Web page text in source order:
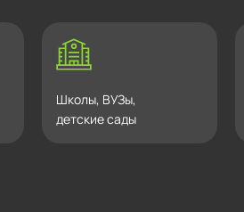
Школы, ВУЗы,
детские сады